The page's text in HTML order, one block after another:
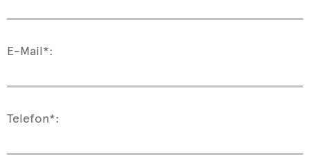
E-Mail*:
Telefon*: